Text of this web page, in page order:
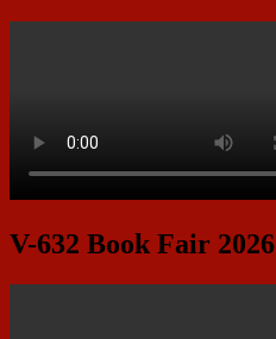
V-632 Book Fair 2026